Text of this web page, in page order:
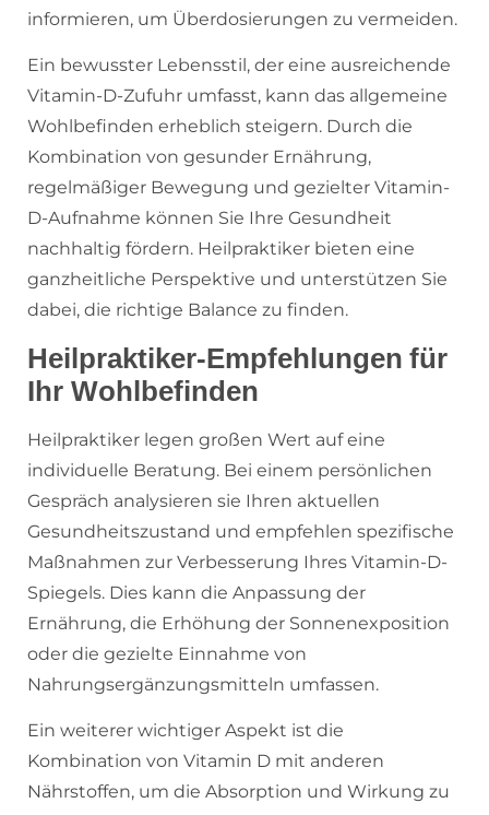
informieren, um Überdosierungen zu vermeiden.
Ein bewusster Lebensstil, der eine ausreichende
Vitamin-D-Zufuhr umfasst, kann das allgemeine
Wohlbefinden erheblich steigern. Durch die
Kombination von gesunder Ernährung,
regelmäßiger Bewegung und gezielter Vitamin-
D-Aufnahme können Sie Ihre Gesundheit
nachhaltig fördern. Heilpraktiker bieten eine
ganzheitliche Perspektive und unterstützen Sie
dabei, die richtige Balance zu finden.
Heilpraktiker-Empfehlungen für
Ihr Wohlbefinden
Heilpraktiker legen großen Wert auf eine
individuelle Beratung. Bei einem persönlichen
Gespräch analysieren sie Ihren aktuellen
Gesundheitszustand und empfehlen spezifische
Maßnahmen zur Verbesserung Ihres Vitamin-D-
Spiegels. Dies kann die Anpassung der
Ernährung, die Erhöhung der Sonnenexposition
oder die gezielte Einnahme von
Nahrungsergänzungsmitteln umfassen.
Ein weiterer wichtiger Aspekt ist die
Kombination von Vitamin D mit anderen
Nährstoffen, um die Absorption und Wirkung zu